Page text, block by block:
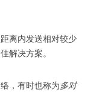
离内发送相对较少
解决方案。
，有时也称为多对